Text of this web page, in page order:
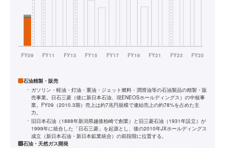
石油精製・販売
ガソリン・軽油・灯油・重油・ジェット燃料・潤滑油等の石油製品の精製・販
売事業。日石三菱（後に新日本石油、現ENEOSホールディングス）の中核事
業。FY09（2010.3期）売上は約7兆円規模で連結売上の約78%を占めた主
力。
旧日本石油（1888年新潟県越後柏崎で創業）と旧三菱石油（1931年設立）が
1999年に統合した「日石三菱」を起源とし、後の2010年JXホールディングス
成立（新日本石油・新日本鉱業統合）の前段階に位置する。
石油・天然ガス開発